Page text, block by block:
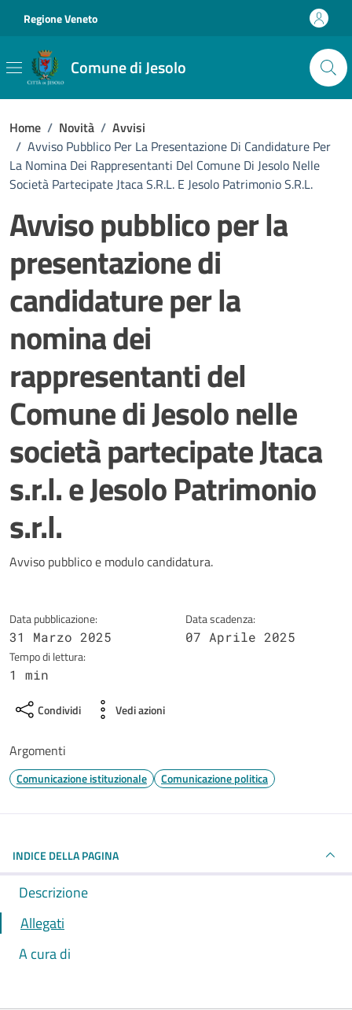
Regione Veneto
Comune di Jesolo
Home / Novità / Avvisi
/ Avviso Pubblico Per La Presentazione Di Candidature Per
La Nomina Dei Rappresentanti Del Comune Di Jesolo Nelle
Società Partecipate Jtaca S.r.l. E Jesolo Patrimonio S.r.l.
Avviso pubblico per la
presentazione di
candidature per la
nomina dei
rappresentanti del
Comune di Jesolo nelle
società partecipate Jtaca
s.r.l. e Jesolo Patrimonio
s.r.l.
Dettagli della notizia
Avviso pubblico e modulo candidatura.
Data pubblicazione:
31 Marzo 2025
Data scadenza:
07 Aprile 2025
Tempo di lettura:
1 min
Condividi Vedi azioni
Argomenti
Comunicazione istituzionale Comunicazione politica
INDICE DELLA PAGINA
Descrizione
Allegati
A cura di